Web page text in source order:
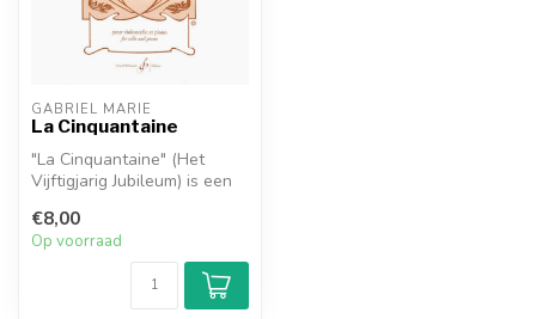
GABRIEL MARIE
La Cinquantaine
"La Cinquantaine" (Het
Vijftigjarig Jubileum) is een
gecomponee...
€8,00
Op voorraad